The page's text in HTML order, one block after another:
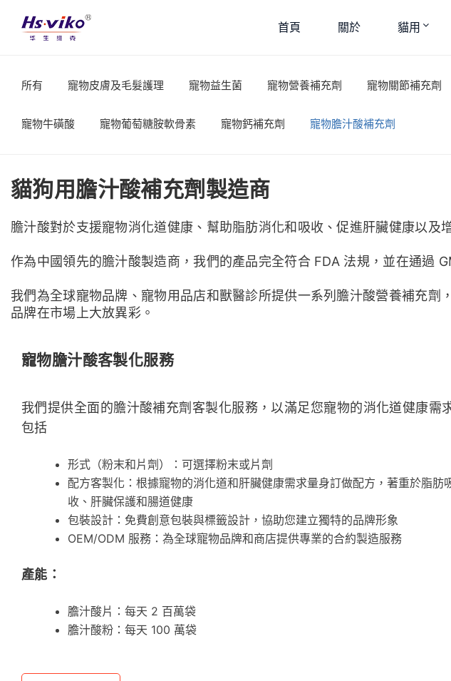
首頁 關於 貓用
所有 寵物皮膚及毛髮護理 寵物益生菌 寵物營養補充劑 寵物關節補充劑
寵物牛磺酸 寵物葡萄糖胺軟骨素 寵物鈣補充劑 寵物膽汁酸補充劑
貓狗用膽汁酸補充劑製造商
膽汁酸對於支援寵物消化道健康、幫助脂肪消化和吸收、促進肝臟健康以及
作為中國領先的膽汁酸製造商，我們的產品完全符合 FDA 法規，並在通過
我們為全球寵物品牌、寵物用品店和獸醫診所提供一系列膽汁酸營養補充
品牌在市場上大放異彩。
寵物膽汁酸客製化服務
我們提供全面的膽汁酸補充劑客製化服務，以滿足您寵物的消化道健康需
包括
形式（粉末和片劑）：可選擇粉末或片劑
配方客製化：根據寵物的消化道和肝臟健康需求量身訂做配方，著重於脂肪
收、肝臟保護和腸道健康
包裝設計：免費創意包裝與標籤設計，協助您建立獨特的品牌形象
OEM/ODM 服務：為全球寵物品牌和商店提供專業的合約製造服務
產能：
膽汁酸片：每天 2 百萬袋
膽汁酸粉：每天 100 萬袋